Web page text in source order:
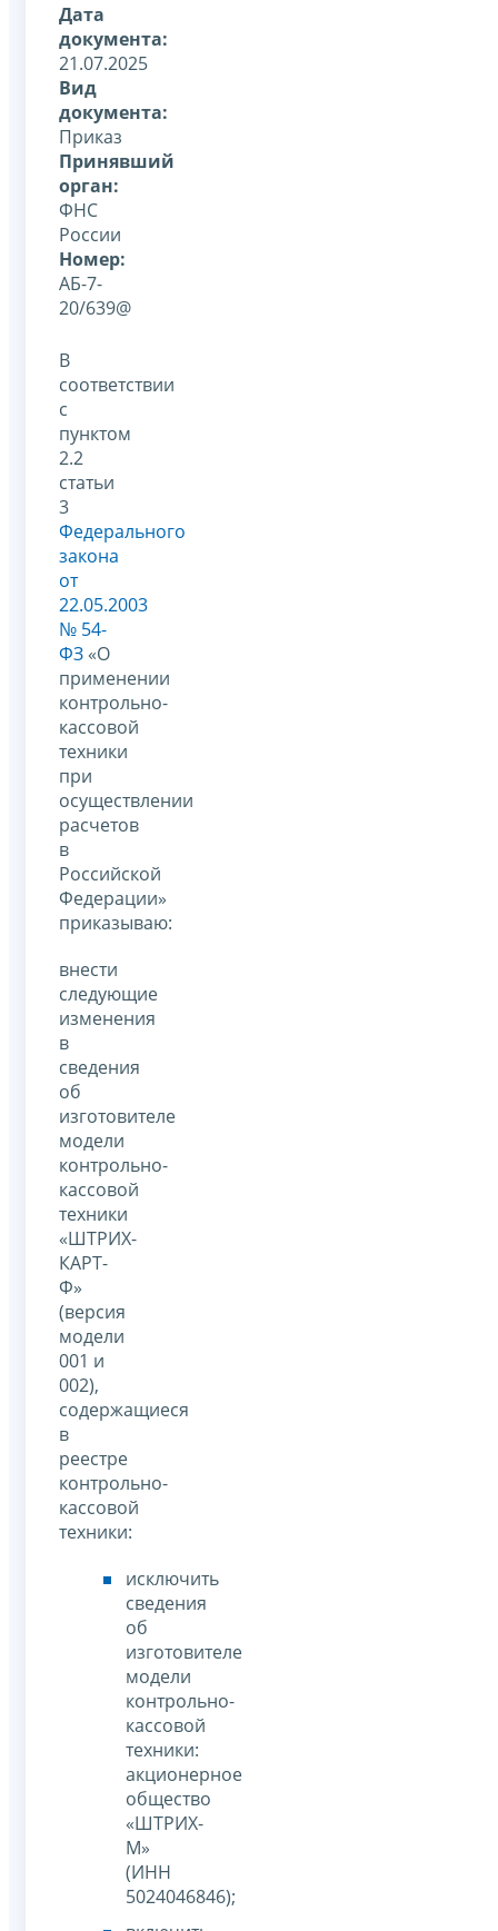
Дата
документа:
21.07.2025
Вид
документа:
Приказ
Принявший
орган:
ФНС
России
Номер:
АБ-7-
20/639@
В
соответствии
с
пунктом
2.2
статьи
3
Федерального
закона
от
22.05.2003
№ 54-
ФЗ «О
применении
контрольно-
кассовой
техники
при
осуществлении
расчетов
в
Российской
Федерации»
приказываю:
внести
следующие
изменения
в
сведения
об
изготовителе
модели
контрольно-
кассовой
техники
«ШТРИХ-
КАРТ-
Ф»
(версия
модели
001 и
002),
содержащиеся
в
реестре
контрольно-
кассовой
техники:
исключить
сведения
об
изготовителе
модели
контрольно-
кассовой
техники:
акционерное
общество
«ШТРИХ-
М»
(ИНН
5024046846);